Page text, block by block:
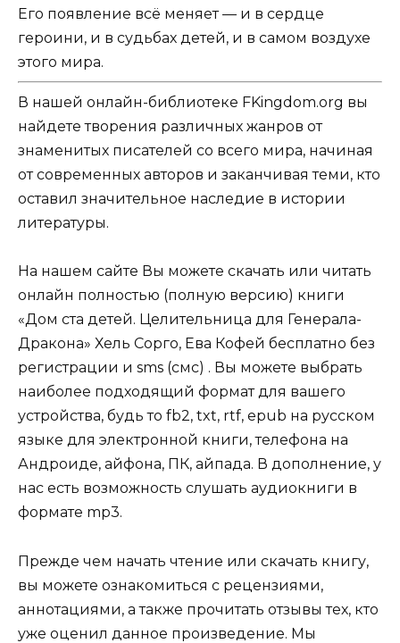
Его появление всё меняет — и в сердце
героини, и в судьбах детей, и в самом воздухе
этого мира.
В нашей онлайн-библиотеке FKingdom.org вы
найдете творения различных жанров от
знаменитых писателей со всего мира, начиная
от современных авторов и заканчивая теми, кто
оставил значительное наследие в истории
литературы.
На нашем сайте Вы можете скачать или читать
онлайн полностью (полную версию) книги
«Дом ста детей. Целительница для Генерала-
Дракона» Хель Сорго, Ева Кофей бесплатно без
регистрации и sms (смс) . Вы можете выбрать
наиболее подходящий формат для вашего
устройства, будь то fb2, txt, rtf, epub на русском
языке для электронной книги, телефона на
Андроиде, айфона, ПК, айпада. В дополнение, у
нас есть возможность слушать аудиокниги в
формате mp3.
Прежде чем начать чтение или скачать книгу,
вы можете ознакомиться с рецензиями,
аннотациями, а также прочитать отзывы тех, кто
уже оценил данное произведение. Мы